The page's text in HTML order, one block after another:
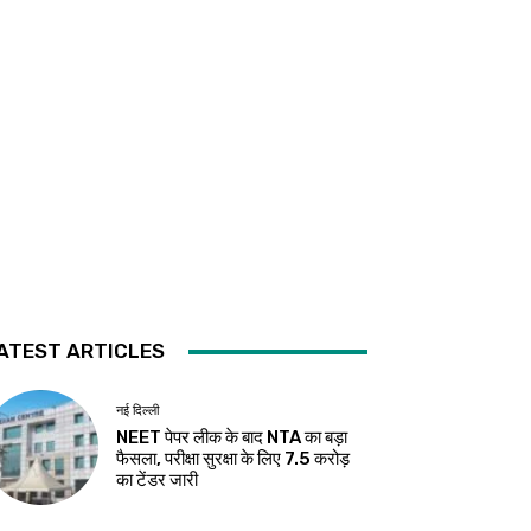
ARTICLES
नई दिल्ली
NEET पेपर लीक के बाद NTA का बड़ा
फैसला, परीक्षा सुरक्षा के लिए ₹7.5 करोड़
का टेंडर जारी